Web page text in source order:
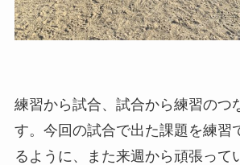
練習から試合、試合から練習のつ
す。今回の試合で出た課題を練習
るように、また来週から頑張って